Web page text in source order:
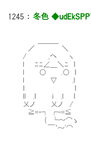
1245 ： 冬色
／ ＼
/ ,へ ヽ
l ﾆﾆ∠＿＼ﾆ ｌ
l ○ .○ ｌ
l ▽ .l そんな彼ですが
ｌ ｌ
ll .ｌ i .l ｌ なんでも
乂ノ 乂ノ /
≧=‐┐ ┌‐=≦
{ └～⌒ゝ
￣`～'⌒